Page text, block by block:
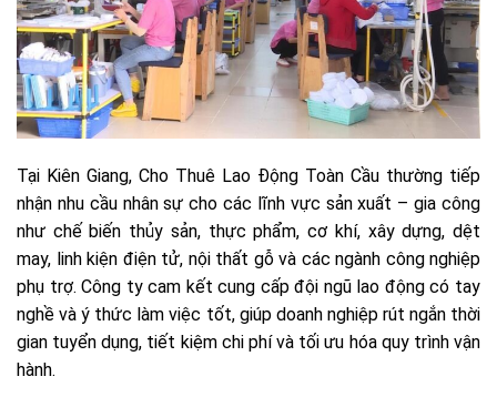
Tại Kiên Giang, Cho Thuê Lao Động Toàn Cầu thường tiếp
nhận nhu cầu nhân sự cho các lĩnh vực sản xuất – gia công
như chế biến thủy sản, thực phẩm, cơ khí, xây dựng, dệt
may, linh kiện điện tử, nội thất gỗ và các ngành công nghiệp
phụ trợ. Công ty cam kết cung cấp đội ngũ lao động có tay
nghề và ý thức làm việc tốt, giúp doanh nghiệp rút ngắn thời
gian tuyển dụng, tiết kiệm chi phí và tối ưu hóa quy trình vận
hành.